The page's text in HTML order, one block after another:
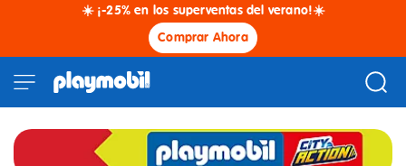
☀️ ¡-25% en los superventas del verano!☀️
Comprar Ahora